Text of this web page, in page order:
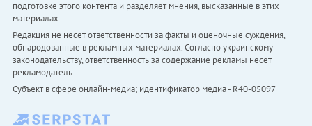
подготовке этого контента и разделяет мнения, высказанные в этих
материалах.
Редакция не несет ответственности за факты и оценочные суждения,
обнародованные в рекламных материалах. Согласно украинскому
законодательству, ответственность за содержание рекламы несет
рекламодатель.
Субъект в сфере онлайн-медиа; идентификатор медиа - R40-05097